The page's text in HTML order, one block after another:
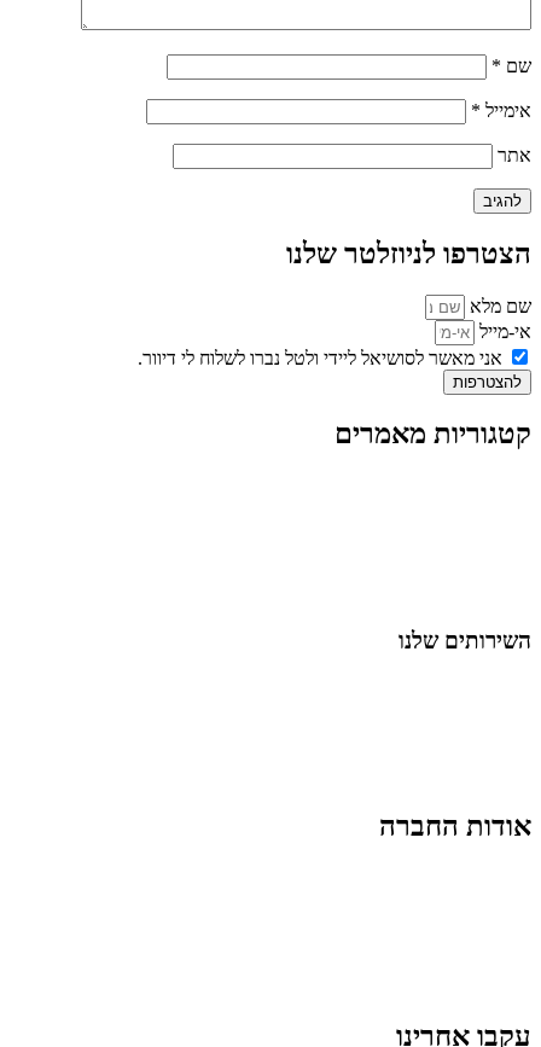
שם *
אימייל *
אתר
הצטרפו לניוזלטר שלנו
שם מלא
אי-מייל
אני מאשר לסושיאל ליידי ולטל נברו לשלוח לי דיוור.
להצטרפות
קטגוריות מאמרים
השירותים שלנו
אודות החברה
עקבו אחרינו